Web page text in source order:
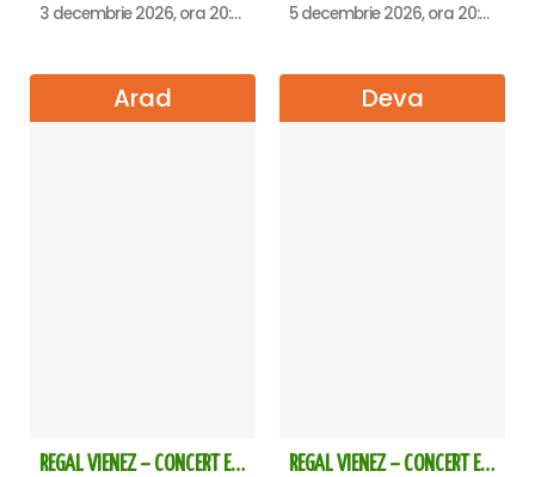
3 decembrie 2026, ora 20:00 5 decembrie 2026, ora 20:00
Arad
REGAL VIENEZ – CONCERT EXTRAORDINAR DE CRACIUN - Arad
Deva
REGAL VIENEZ – CONCERT EXTRAORDINAR DE CRACIUN - Deva